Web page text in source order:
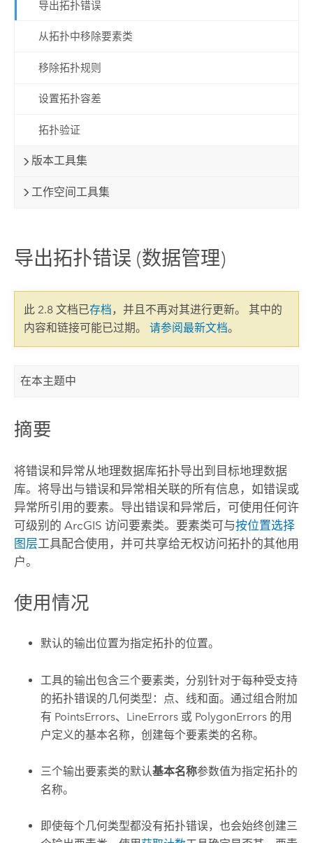
导出拓扑错误
从拓扑中移除要素类
移除拓扑规则
设置拓扑容差
拓扑验证
版本工具集
工作空间工具集
导出拓扑错误 (数据管理)
此 2.8 文档已存档，并且不再对其进行更新。 其中的
内容和链接可能已过期。 请参阅最新文档。
在本主题中
摘要
将错误和异常从地理数据库拓扑导出到目标地理数据
库。将导出与错误和异常相关联的所有信息，如错误或
异常所引用的要素。导出错误和异常后，可使用任何许
可级别的 ArcGIS 访问要素类。要素类可与按位置选择
图层工具配合使用，并可共享给无权访问拓扑的其他用
户。
使用情况
默认的输出位置为指定拓扑的位置。
工具的输出包含三个要素类，分别针对于每种受支持
的拓扑错误的几何类型：点、线和面。通过组合附加
有 PointsErrors、LineErrors 或 PolygonErrors 的用
户定义的基本名称，创建每个要素类的名称。
三个输出要素类的默认基本名称参数值为指定拓扑的
名称。
即使每个几何类型都没有拓扑错误，也会始终创建三